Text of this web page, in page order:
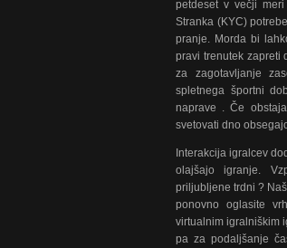
petdeset v večji
Stranka (KYC)
pranje. Morda bi
pravi trenutek zapreti
za zagotavljanje
spletnega športni
naprave . Če
svetovati dno
Interakcija igralcev
olajšajo igranje.
priljubljene trdni ?
ponovno oglasite
virtualnim igralniškim
pa za podaljšanje